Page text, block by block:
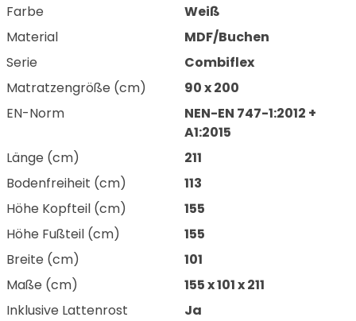
Farbe
Weiß
Material
MDF/Buchen
Serie
Combiflex
Matratzengröße (cm)
90 x 200
EN-Norm
NEN-EN 747-1:2012 +
A1:2015
Länge (cm)
211
Bodenfreiheit (cm)
113
Höhe Kopfteil (cm)
155
Höhe Fußteil (cm)
155
Breite (cm)
101
Maße (cm)
155 x 101 x 211
Inklusive Lattenrost
Ja